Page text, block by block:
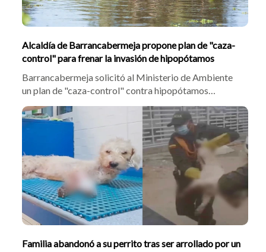
Alcaldía de Barrancabermeja propone plan de "caza-
control" para frenar la invasión de hipopótamos
Barrancabermeja solicitó al Ministerio de Ambiente
un plan de "caza-control" contra hipopótamos
este jueves, 7 de mayo, la mesa técnica con
sensibilización a comunidades de pescadores,
campesinos y estudiantes, víctimas de esta expansión
crítica.
Familia abandonó a su perrito tras ser arrollado por un